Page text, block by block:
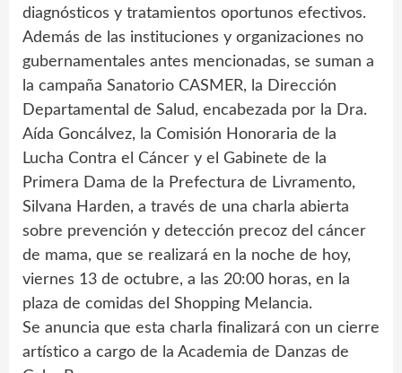
diagnósticos y tratamientos oportunos efectivos.
Además de las instituciones y organizaciones no
gubernamentales antes mencionadas, se suman a
la campaña Sanatorio CASMER, la Dirección
Departamental de Salud, encabezada por la Dra.
Aída Goncálvez, la Comisión Honoraria de la
Lucha Contra el Cáncer y el Gabinete de la
Primera Dama de la Prefectura de Livramento,
Silvana Harden, a través de una charla abierta
sobre prevención y detección precoz del cáncer
de mama, que se realizará en la noche de hoy,
viernes 13 de octubre, a las 20:00 horas, en la
plaza de comidas del Shopping Melancia.
Se anuncia que esta charla finalizará con un cierre
artístico a cargo de la Academia de Danzas de